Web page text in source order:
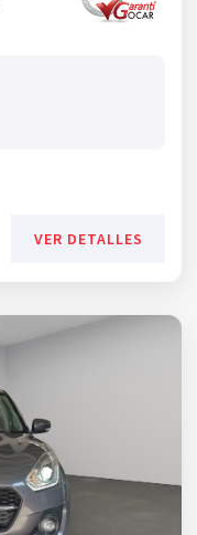
VER DETALLES